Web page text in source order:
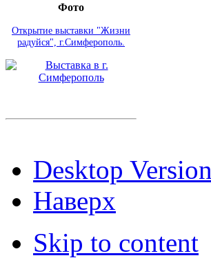
Фото
Открытие выставки "Жизни
радуйся", г.Симферополь.
Desktop Version
Наверх
Skip to content